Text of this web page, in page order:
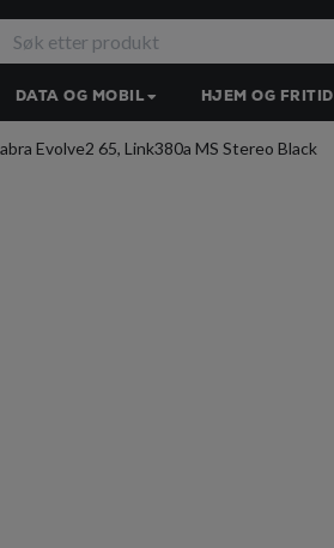
DATA OG MOBIL HJEM OG FRITID
Evolve2 65, Link380a MS Stereo Black